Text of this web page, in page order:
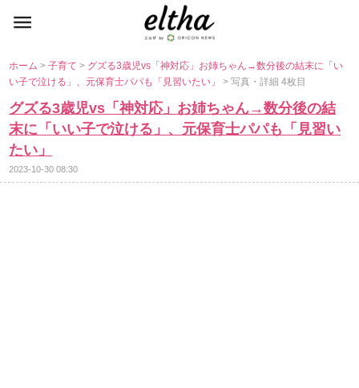
ホーム>子育て> グズる3歳児vs「神対応」お姉ちゃん→数分後の結末に「い
い子で泣ける」、元保育士パパも「見習いたい」> 写真・詳細 4枚目
グズる3歳児vs「神対応」お姉ちゃん→数分後の結
末に「いい子で泣ける」、元保育士パパも「見習い
たい」
2023-10-30 08:30